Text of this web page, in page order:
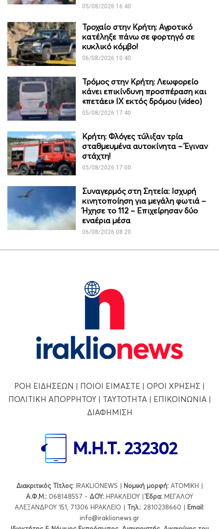
05/08/2026 16:40
Τροχαίο στην Κρήτη: Αγροτικό
κατέληξε πάνω σε φορτηγό σε
κυκλικό κόμβο!
06/08/2026 10:40
Τρόμος στην Κρήτη: Λεωφορείο
κάνει επικίνδυνη προσπέραση και
«πετάει» ΙΧ εκτός δρόμου (video)
05/08/2026 17:40
Κρήτη: Φλόγες τύλιξαν τρία
σταθμευμένα αυτοκίνητα – Έγιναν
στάχτη!
05/08/2026 17:00
Συναγερμός στη Σητεία: Ισχυρή
κινητοποίηση για μεγάλη φωτιά –
Ήχησε το 112 – Επιχείρησαν δύο
εναέρια μέσα
06/08/2026 08:20
ΡΟΗ ΕΙΔΗΣΕΩΝ | ΠΟΙΟΙ ΕΙΜΑΣΤΕ | ΟΡΟΙ ΧΡΗΣΗΣ |
ΠΟΛΙΤΙΚΗ ΑΠΟΡΡΗΤΟΥ| ΤΑΥΤΟΤΗΤΑ | ΕΠΙΚΟΙΝΩΝΙΑ |
ΔΙΑΦΗΜΙΣΗ
Διακριτικός Τίτλος: IRAKLIONEWS | Νομική μορφή: ΑΤΟΜΙΚΗ |
Α.Φ.Μ.: 068148557 - ΔΟΥ: ΗΡΑΚΛΕΙΟΥ |Έδρα: ΜΕΓΑΛΟΥ
ΑΛΕΞΑΝΔΡΟΥ 151, 71306 ΗΡΑΚΛΕΙΟ | Τηλ.: 2810238660 | Εmail:
info@iraklionews.gr